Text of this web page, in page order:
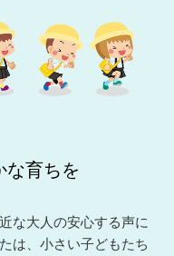
な育ちを
な大人の安心する声に
は、小さい子どもたち